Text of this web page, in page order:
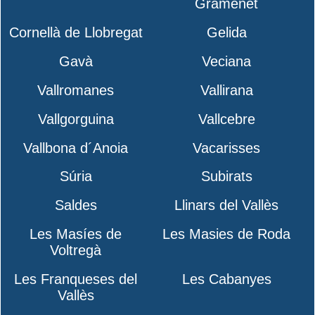
Gramenet
Cornellà de Llobregat
Gelida
Gavà
Veciana
Vallromanes
Vallirana
Vallgorguina
Vallcebre
Vallbona d´Anoia
Vacarisses
Súria
Subirats
Saldes
Llinars del Vallès
Les Masíes de
Voltregà
Les Masies de Roda
Les Franqueses del
Vallès
Les Cabanyes